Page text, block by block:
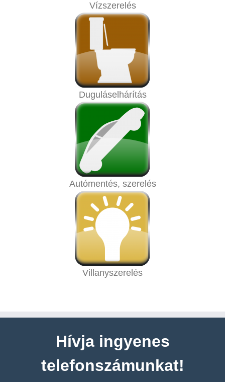
Vízszerelés
Duguláselhárítás
Autómentés, szerelés
Villanyszerelés
Hívja ingyenes
telefonszámunkat!